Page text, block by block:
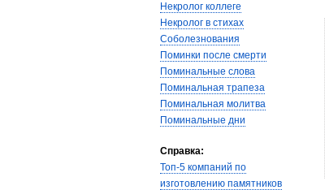
Некролог коллеге
Некролог в стихах
Соболезнования
Поминки после смерти
Поминальные слова
Поминальная трапеза
Поминальная молитва
Поминальные дни
Справка:
Топ-5 компаний по
изготовлению памятников